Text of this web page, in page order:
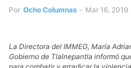
Por Ocho Columnas - Mar 16, 2019
La Directora del IMMEG, María
Gobierno de Tlalnepantla informó